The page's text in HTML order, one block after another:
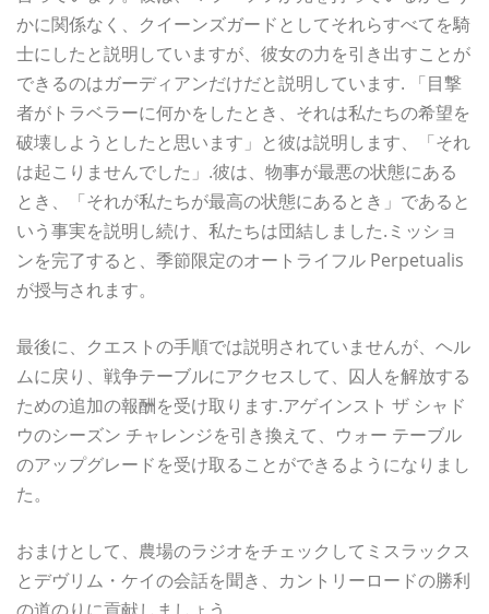
かに関係なく、クイーンズガードとしてそれらすべてを騎
士にしたと説明していますが、彼女の力を引き出すことが
できるのはガーディアンだけだと説明しています. 「目撃
者がトラベラーに何かをしたとき、それは私たちの希望を
破壊しようとしたと思います」と彼は説明します、「それ
は起こりませんでした」.彼は、物事が最悪の状態にある
とき、「それが私たちが最高の状態にあるとき」であると
いう事実を説明し続け、私たちは団結しました.ミッショ
ンを完了すると、季節限定のオートライフル Perpetualis
が授与されます。
最後に、クエストの手順では説明されていませんが、ヘル
ムに戻り、戦争テーブルにアクセスして、囚人を解放する
ための追加の報酬を受け取ります.アゲインスト ザ シャド
ウのシーズン チャレンジを引き換えて、ウォー テーブル
のアップグレードを受け取ることができるようになりまし
た。
おまけとして、農場のラジオをチェックしてミスラックス
とデヴリム・ケイの会話を聞き、カントリーロードの勝利